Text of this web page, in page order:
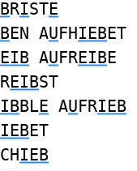
BRISTE
EN AUFHIEBET
EIB AUFREIBE
EIBST
IBBLE AUFRIEB
IEBET
IEB